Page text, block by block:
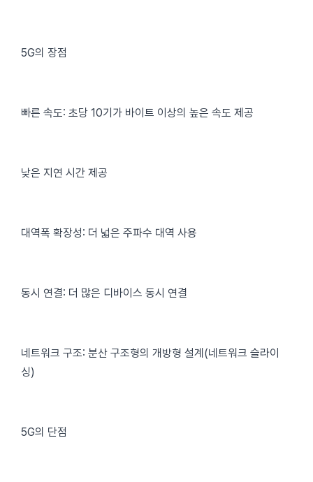
5G의 장점
빠른 속도: 초당 10기가 바이트 이상의 높은 속도 제공
낮은 지연 시간 제공
대역폭 확장성: 더 넓은 주파수 대역 사용
동시 연결: 더 많은 디바이스 동시 연결
네트워크 구조: 분산 구조형의 개방형 설계(네트워크 슬라이
싱)
5G의 단점